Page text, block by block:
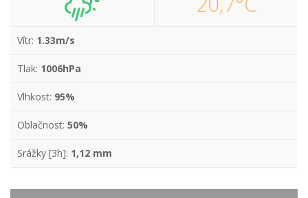
Vítr: 1.33m/s
Tlak: 1006hPa
Vlhkost: 95%
Oblačnost: 50%
Srážky [3h]: 1,12 mm